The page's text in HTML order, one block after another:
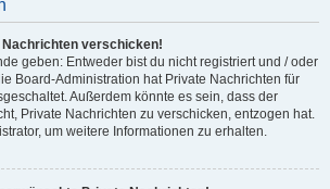
Nachrichten verschicken!
geben: Entweder bist du nicht registriert und / oder
Board-Administration hat Private Nachrichten für
Außerdem könnte es sein, dass der
Private Nachrichten zu verschicken, entzogen hat.
um weitere Informationen zu erhalten.